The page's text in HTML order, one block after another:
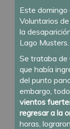
Este domingo
Voluntarios
la
Lago Musters.
Se trataba de
que había
del punto
embargo,
vientos
regresar a la
horas,